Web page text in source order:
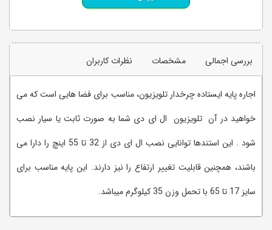
بررسی اجمالی مشخصات نظرات کاربران
اجاره پایه ایستاده چرخدار تلویزیون، مناسب برای فضا هایی است که می
خواهید در آن تلویزیون ال ای دی شما به صورت ثابت یا سیار نصب
شود . این استندها توانایی نصب ال ای دی از 32 تا 55 اینچ را دارا می
باشند، همچنین قابلیت تغییر ارتفاع را نیز دارند. این پایه مناسب برای
سایز 17 تا 65 با تحمل وزن 35 کیلوگرم میباشد.